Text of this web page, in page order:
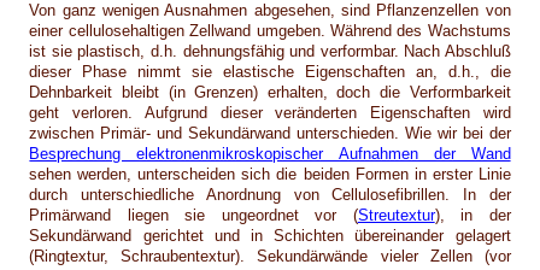
Von ganz wenigen Ausnahmen abgesehen, sind Pflanzenzellen von
einer cellulosehaltigen Zellwand umgeben. Während des Wachstums
ist sie plastisch, d.h. dehnungsfähig und verformbar. Nach Abschluß
dieser Phase nimmt sie elastische Eigenschaften an, d.h., die
Dehnbarkeit bleibt (in Grenzen) erhalten, doch die Verformbarkeit
geht verloren. Aufgrund dieser veränderten Eigenschaften wird
zwischen Primär- und Sekundärwand unterschieden. Wie wir bei der
Besprechung elektronenmikroskopischer Aufnahmen der Wand
sehen werden, unterscheiden sich die beiden Formen in erster Linie
durch unterschiedliche Anordnung von Cellulosefibrillen. In der
Primärwand liegen sie ungeordnet vor (Streutextur), in der
Sekundärwand gerichtet und in Schichten übereinander gelagert
(Ringtextur, Schraubentextur). Sekundärwände vieler Zellen (vor